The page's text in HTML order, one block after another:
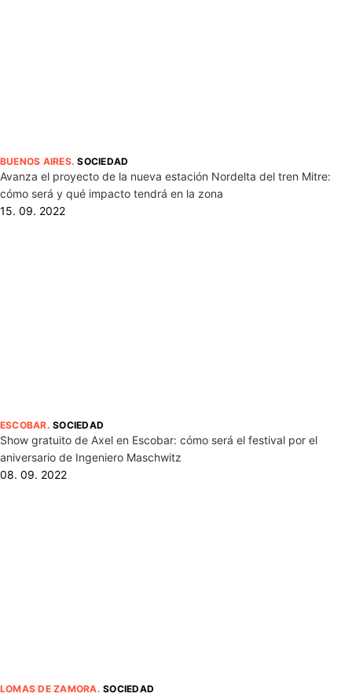
BUENOS AIRES.SOCIEDAD
Avanza el proyecto de la nueva estación Nordelta del tren Mitre:
cómo será y qué impacto tendrá en la zona
15. 09. 2022
ESCOBAR.SOCIEDAD
Show gratuito de Axel en Escobar: cómo será el festival por el
aniversario de Ingeniero Maschwitz
08. 09. 2022
LOMAS DE ZAMORA.SOCIEDAD